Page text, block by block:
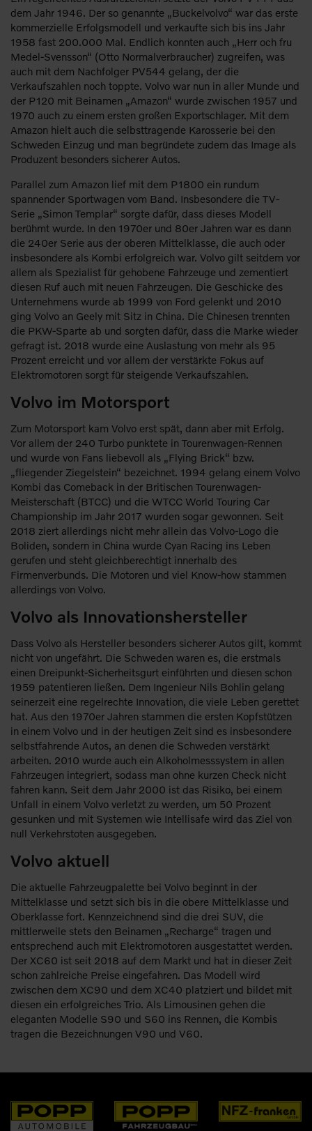
dem Jahr 1946. Der so genannte „Buckelvolvo“ war das erste
kommerzielle Erfolgsmodell und verkaufte sich bis ins Jahr
1958 fast 200.000 Mal. Endlich konnten auch „Herr och fru
Medel-Svensson“ (Otto Normalverbraucher) zugreifen, was
auch mit dem Nachfolger PV544 gelang, der die
Verkaufszahlen noch toppte. Volvo war nun in aller Munde und
der P120 mit Beinamen „Amazon“ wurde zwischen 1957 und
1970 auch zu einem ersten großen Exportschlager. Mit dem
Amazon hielt auch die selbsttragende Karosserie bei den
Schweden Einzug und man begründete zudem das Image als
Produzent besonders sicherer Autos.
Parallel zum Amazon lief mit dem P1800 ein rundum
spannender Sportwagen vom Band. Insbesondere die TV-
Serie „Simon Templar“ sorgte dafür, dass dieses Modell
berühmt wurde. In den 1970er und 80er Jahren war es dann
die 240er Serie aus der oberen Mittelklasse, die auch oder
insbesondere als Kombi erfolgreich war. Volvo gilt seitdem vor
allem als Spezialist für gehobene Fahrzeuge und zementiert
diesen Ruf auch mit neuen Fahrzeugen. Die Geschicke des
Unternehmens wurde ab 1999 von Ford gelenkt und 2010
ging Volvo an Geely mit Sitz in China. Die Chinesen trennten
die PKW-Sparte ab und sorgten dafür, dass die Marke wieder
gefragt ist. 2018 wurde eine Auslastung von mehr als 95
Prozent erreicht und vor allem der verstärkte Fokus auf
Elektromotoren sorgt für steigende Verkaufszahlen.
Volvo im Motorsport
Zum Motorsport kam Volvo erst spät, dann aber mit Erfolg.
Vor allem der 240 Turbo punktete in Tourenwagen-Rennen
und wurde von Fans liebevoll als „Flying Brick“ bzw.
„fliegender Ziegelstein“ bezeichnet. 1994 gelang einem Volvo
Kombi das Comeback in der Britischen Tourenwagen-
Meisterschaft (BTCC) und die WTCC World Touring Car
Championship im Jahr 2017 wurden sogar gewonnen. Seit
2018 ziert allerdings nicht mehr allein das Volvo-Logo die
Boliden, sondern in China wurde Cyan Racing ins Leben
gerufen und steht gleichberechtigt innerhalb des
Firmenverbunds. Die Motoren und viel Know-how stammen
allerdings von Volvo.
Volvo als Innovationshersteller
Dass Volvo als Hersteller besonders sicherer Autos gilt, kommt
nicht von ungefährt. Die Schweden waren es, die erstmals
einen Dreipunkt-Sicherheitsgurt einführten und diesen schon
1959 patentieren ließen. Dem Ingenieur Nils Bohlin gelang
seinerzeit eine regelrechte Innovation, die viele Leben gerettet
hat. Aus den 1970er Jahren stammen die ersten Kopfstützen
in einem Volvo und in der heutigen Zeit sind es insbesondere
selbstfahrende Autos, an denen die Schweden verstärkt
arbeiten. 2010 wurde auch ein Alkoholmesssystem in allen
Fahrzeugen integriert, sodass man ohne kurzen Check nicht
fahren kann. Seit dem Jahr 2000 ist das Risiko, bei einem
Unfall in einem Volvo verletzt zu werden, um 50 Prozent
gesunken und mit Systemen wie Intellisafe wird das Ziel von
null Verkehrstoten ausgegeben.
Volvo aktuell
Die aktuelle Fahrzeugpalette bei Volvo beginnt in der
Mittelklasse und setzt sich bis in die obere Mittelklasse und
Oberklasse fort. Kennzeichnend sind die drei SUV, die
mittlerweile stets den Beinamen „Recharge“ tragen und
entsprechend auch mit Elektromotoren ausgestattet werden.
Der XC60 ist seit 2018 auf dem Markt und hat in dieser Zeit
schon zahlreiche Preise eingefahren. Das Modell wird
zwischen dem XC90 und dem XC40 platziert und bildet mit
diesen ein erfolgreiches Trio. Als Limousinen gehen die
eleganten Modelle S90 und S60 ins Rennen, die Kombis
tragen die Bezeichnungen V90 und V60.